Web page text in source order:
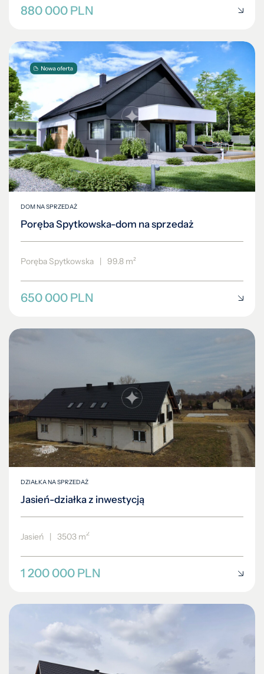
880 000 PLN
DOM NA SPRZEDAŻ
Poręba Spytkowska-dom na sprzedaż
Poręba Spytkowska | 99.8 m²
650 000 PLN
DZIAŁKA NA SPRZEDAŻ
Jasień-działka z inwestycją
Jasień | 3503 m2
1 200 000 PLN